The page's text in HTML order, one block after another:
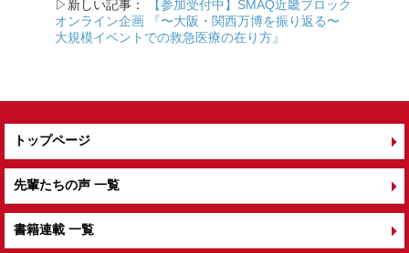
▷新しい記事：
【参加受付中】SMAQ近畿ブロック
オンライン企画 『〜大阪・関西万博を振り返る〜
大規模イベントでの救急医療の在り方』
トップページ
先輩たちの声 一覧
書籍連載 一覧